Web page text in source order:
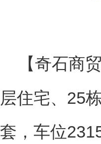
【奇石商
层住宅、 25
套，车位